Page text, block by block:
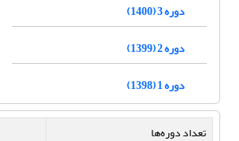
دوره 3 (1400)
دوره 2 (1399)
دوره 1 (1398)
تعداد دوره‌ها